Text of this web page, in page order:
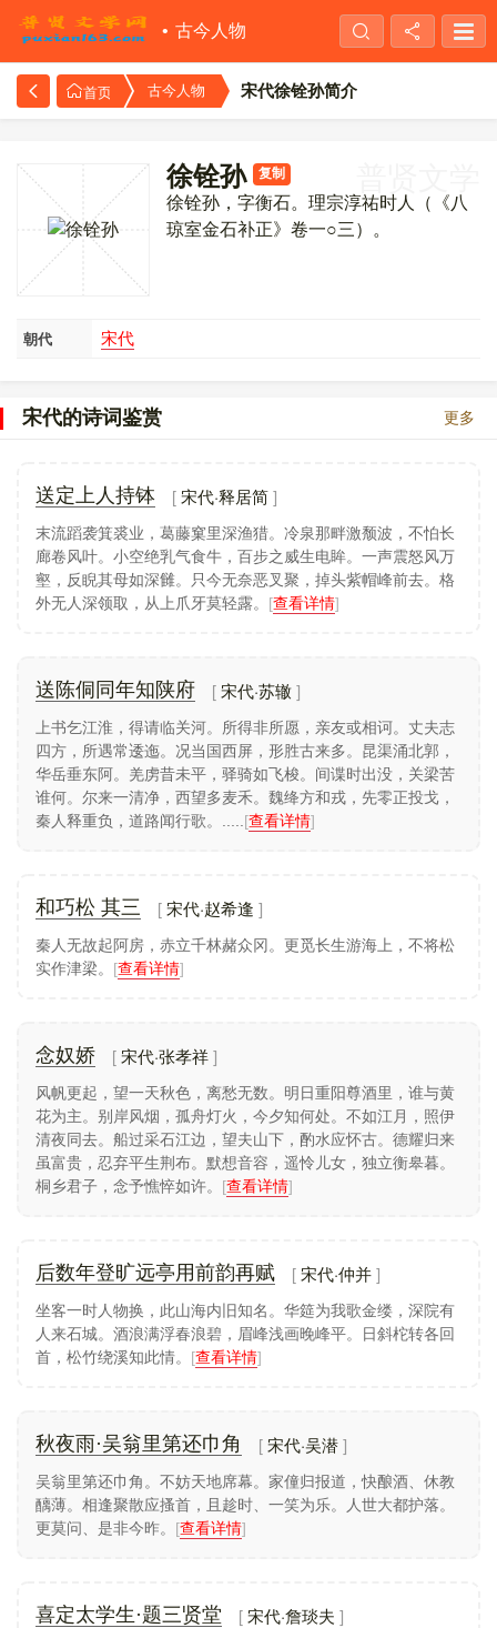
古今人物
首页 古今人物 宋代徐铨孙简介
徐铨孙 复制
徐铨孙，字衡石。理宗淳祐时人（《八
琼室金石补正》卷一○三）。
朝代 宋代
宋代的诗词鉴赏 更多
送定上人持钵 宋代·释居简
末流蹈袭箕裘业，葛藤窠里深渔猎。冷泉那畔激颓波，不怕长
廊卷风叶。小空绝乳气食牛，百步之威生电眸。一声震怒风万
壑，反睨其母如深雠。只今无奈恶叉聚，掉头紫帽峰前去。格
外无人深领取，从上爪牙莫轻露。 [查看详情]
送陈侗同年知陕府 宋代·苏辙
上书乞江淮，得请临关河。所得非所愿，亲友或相诃。丈夫志
四方，所遇常逶迤。况当国西屏，形胜古来多。昆渠涌北郭，
华岳垂东阿。羌虏昔未平，驿骑如飞梭。间谍时出没，关梁苦
谁何。尔来一清净，西望多麦禾。魏绛方和戎，先零正投戈，
秦人释重负，道路闻行歌。..... [查看详情]
和巧松 其三 宋代·赵希逢
秦人无故起阿房，赤立千林赭众冈。更觅长生游海上，不将松
实作津梁。 [查看详情]
念奴娇 宋代·张孝祥
风帆更起，望一天秋色，离愁无数。明日重阳尊酒里，谁与黄
花为主。别岸风烟，孤舟灯火，今夕知何处。不如江月，照伊
清夜同去。船过采石江边，望夫山下，酌水应怀古。德耀归来
虽富贵，忍弃平生荆布。默想音容，遥怜儿女，独立衡皋暮。
桐乡君子，念予憔悴如许。 [查看详情]
后数年登旷远亭用前韵再赋 宋代·仲并
坐客一时人物换，此山海内旧知名。华筵为我歌金缕，深院有
人来石城。酒浪满浮春浪碧，眉峰浅画晚峰平。日斜柁转各回
首，松竹绕溪知此情。 [查看详情]
秋夜雨·吴翁里第还巾角 宋代·吴潜
吴翁里第还巾角。不妨天地席幕。家僮归报道，快酿酒、休教
醨薄。相逢聚散应搔首，且趁时、一笑为乐。人世大都护落。
更莫问、是非今昨。 [查看详情]
喜定太学生·题三贤堂 宋代·詹琰夫